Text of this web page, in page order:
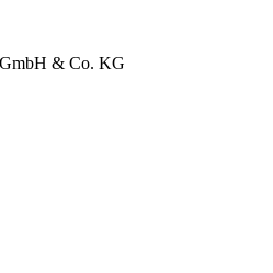
& Co. KG